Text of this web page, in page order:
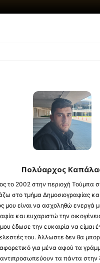
Πολύαρχος
το 2002 στην περιοχή Τούμπα
στο τμήμα Δημοσιογραφίας
μου είναι να ασχοληθώ ενεργά
και ευχαριστώ την
έδωσε την ευκαιρία να είμαι
του. Άλλωστε δεν θα
για μένα αφού τα
αντιπροσωπεύουν τα πάντα στην